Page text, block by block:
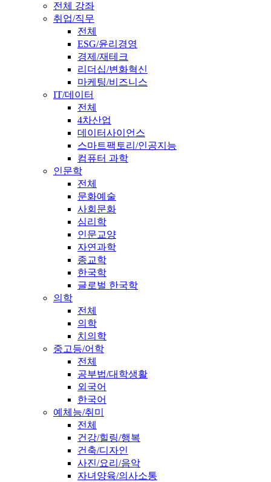
전체 강좌
취업/직무
전체
ESG/윤리경영
경제/재테크
리더십/변화혁신
마케팅/비즈니스
IT/데이터
전체
4차산업
데이터사이언스
스마트팩토리/인공지능
컴퓨터 과학
인문학
전체
문화예술
사회문화
심리학
인문교양
자연과학
종교학
한국학
글로벌 한국학
의학
전체
의학
치의학
중고등/어학
전체
공부법/대학생활
외국어
한국어
예체능/취미
전체
건강/힐링/행복
건축/디자인
사진/요리/음악
자녀양육/의사소통